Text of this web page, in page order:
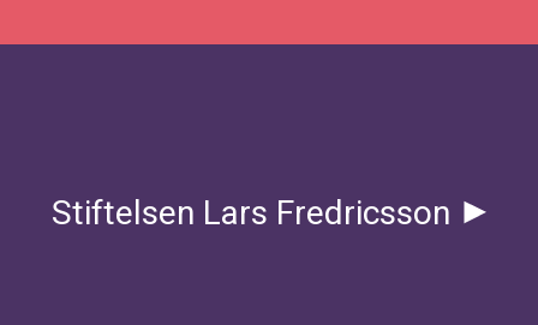
Stiftelsen Lars Fredricsson